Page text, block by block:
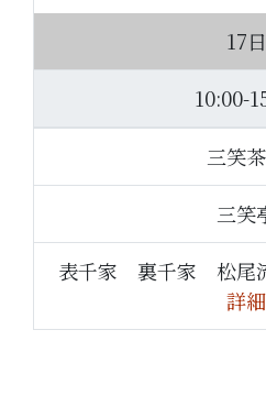
17日
10:00-
三笑
三笑
表千家 裏千家 松尾
詳細